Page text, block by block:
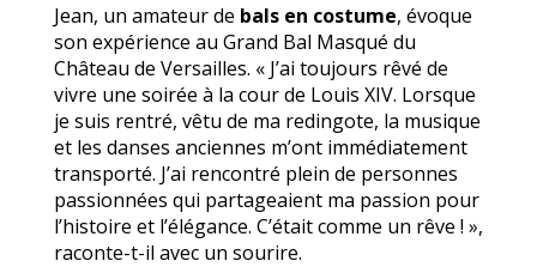
Jean, un amateur de bals en costume, évoque
son expérience au Grand Bal Masqué du
Château de Versailles. « J’ai toujours rêvé de
vivre une soirée à la cour de Louis XIV. Lorsque
je suis rentré, vêtu de ma redingote, la musique
et les danses anciennes m’ont immédiatement
transporté. J’ai rencontré plein de personnes
passionnées qui partageaient ma passion pour
l’histoire et l’élégance. C’était comme un rêve ! »,
raconte-t-il avec un sourire.